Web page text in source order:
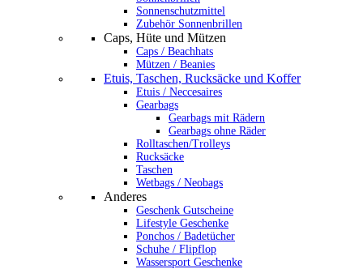
Sonnenschutzmittel
Zubehör Sonnenbrillen
Caps, Hüte und Mützen
Caps / Beachhats
Mützen / Beanies
Etuis, Taschen, Rucksäcke und Koffer
Etuis / Neccesaires
Gearbags
Gearbags mit Rädern
Gearbags ohne Räder
Rolltaschen/Trolleys
Rucksäcke
Taschen
Wetbags / Neobags
Anderes
Geschenk Gutscheine
Lifestyle Geschenke
Ponchos / Badetücher
Schuhe / Flipflop
Wassersport Geschenke